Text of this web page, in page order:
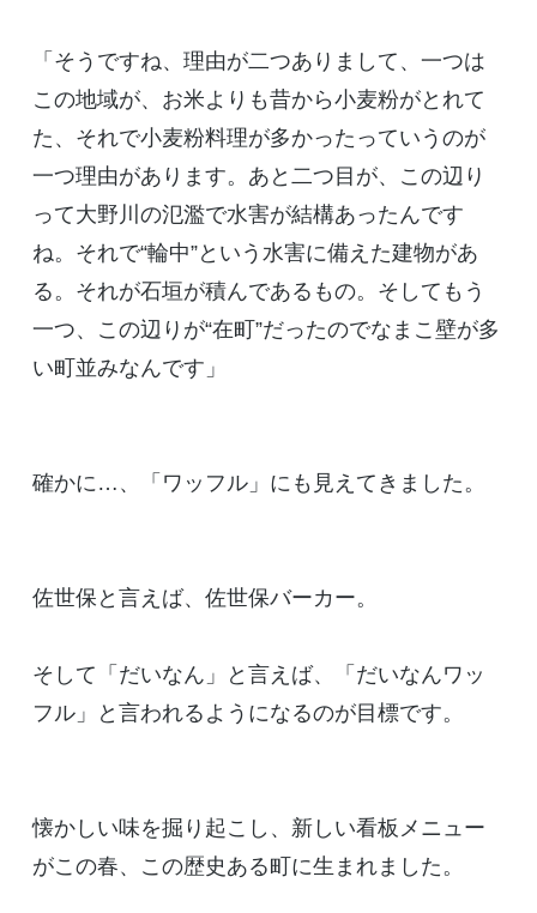
「そうですね、理由が二つありまして、一つは
この地域が、お米よりも昔から小麦粉がとれて
た、それで小麦粉料理が多かったっていうのが
一つ理由があります。あと二つ目が、この辺り
って大野川の氾濫で水害が結構あったんです
ね。それで“輪中”という水害に備えた建物があ
る。それが石垣が積んであるもの。そしてもう
一つ、この辺りが“在町”だったのでなまこ壁が多
い町並みなんです」
確かに…、「ワッフル」にも見えてきました。
佐世保と言えば、佐世保バーカー。
そして「だいなん」と言えば、「だいなんワッ
フル」と言われるようになるのが目標です。
懐かしい味を掘り起こし、新しい看板メニュー
がこの春、この歴史ある町に生まれました。